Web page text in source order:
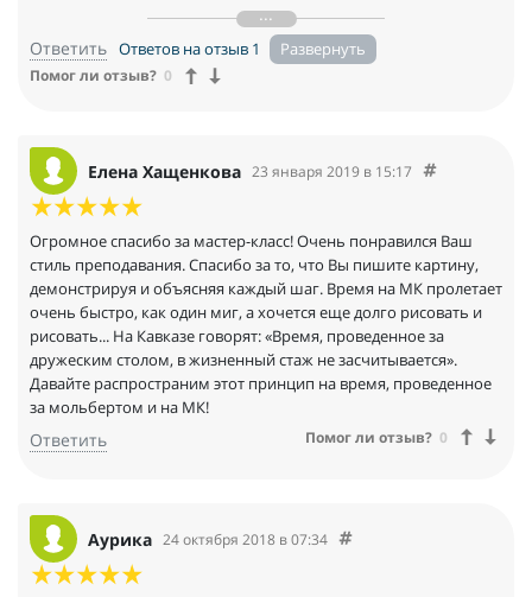
рисованию, но мне очень захотелось взять в руки кисти и
краски и очень хочется иметь дома в записи Ваши
замечательные уроки и для себя и для ребенка на будущее.
Ответить Ответов на отзыв 1
Помог ли отзыв? 0
Елена Хащенкова 23 января 2019 в 15:17
Огромное спасибо за мастер-класс! Очень понравился Ваш
стиль преподавания. Спасибо за то, что Вы пишите картину,
демонстрируя и объясняя каждый шаг. Время на МК пролетает
очень быстро, как один миг, а хочется еще долго рисовать и
рисовать... На Кавказе говорят: «Время, проведенное за
дружеским столом, в жизненный стаж не засчитывается».
Давайте распространим этот принцип на время, проведенное
за мольбертом и на МК!
Ответить Помог ли отзыв? 0
Аурика 24 октября 2018 в 07:34